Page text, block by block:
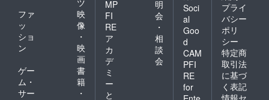
ツ
ファ
ッ
ショ
ン
映
像
・
映
画
ゲー
ム・
サー
書
籍
・
MP
FI
RE
ア
カ
デ
ミ
ー
と
明
会
・
相
談
会
Soci
al
Goo
d
CAM
PFI
RE
for
プライ
バシー
ポリ
シー
特定商
取引法
に基づ
く表記